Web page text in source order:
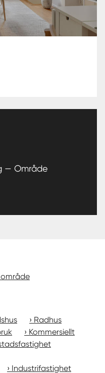
— Område
Radhus
Kommersiellt
Industrifastighet